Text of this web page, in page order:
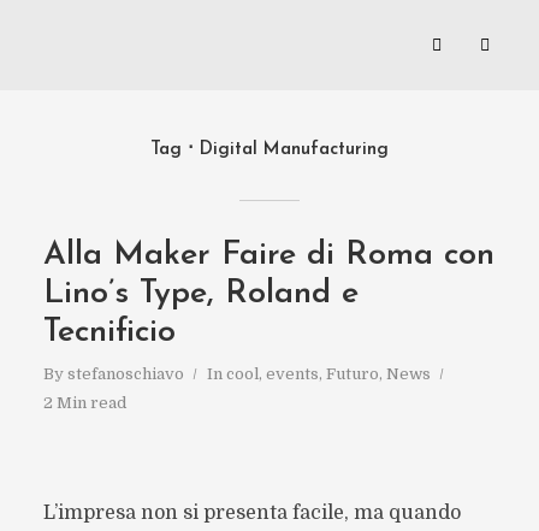
Tag Digital Manufacturing
Alla Maker Faire di Roma con
Lino’s Type, Roland e
Tecnificio
By stefanoschiavo In cool, events, Futuro, News
2 Min read
L’impresa non si presenta facile, ma quando